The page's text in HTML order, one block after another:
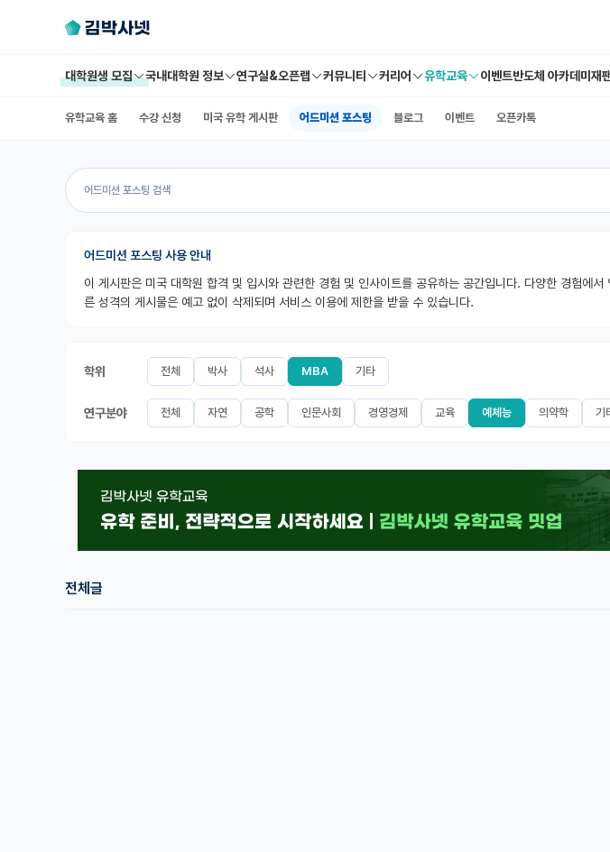
대학원생 모집 국내대학원 정보 연구실&오픈랩 커뮤니티 커리어 유학교육 이벤트반도체 아카데미 재
유학교육 홈 수강 신청 미국 유학 게시판 어드미션 포스팅 블로그 이벤트 오픈카톡
어드미션 포스팅 사용 안내
이 게시판은 미국 대학원 합격 및 입시와 관련한 경험 및 인사이트를 공유하는 공간입니다. 다양한 경험에
른 성격의 게시물은 예고 없이 삭제되며 서비스 이용에 제한을 받을 수 있습니다.
학위 전체 박사 석사 MBA 기타
연구분야 전체 자연 공학 인문사회 경영경제 교육 예체능 의약학 기
전체글